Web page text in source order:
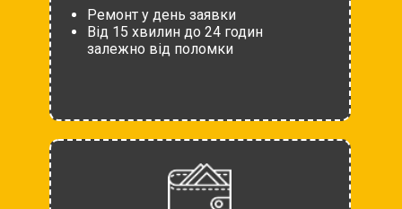
Ремонт у день заявки
Від 15 хвилин до 24 годин
залежно від поломки